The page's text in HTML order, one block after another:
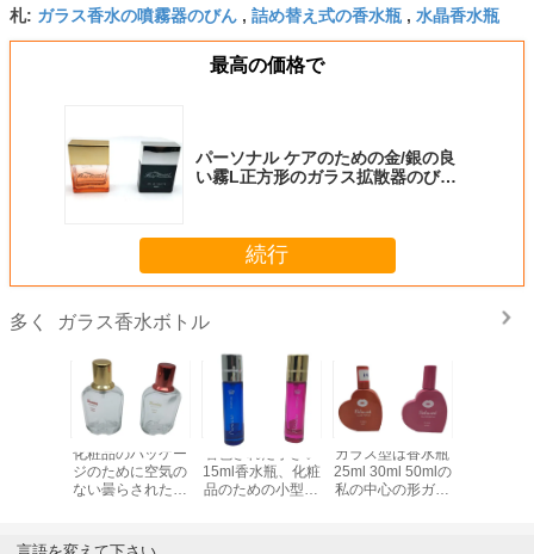
札: ガラス香水の噴霧器のびん , 詰め替え式の香水瓶 , 水晶香水瓶
最高の価格で
パーソナル ケアのための金/銀の良
い霧L正方形のガラス拡散器のびん
続行
多く ガラス香水ボトル
化粧品のパッケー
ジのために空気の
ない曇らされたガ
着色された小さい
15ml香水瓶、化粧
品のための小型ポ
ガラス型は香水瓶
25ml 30ml 50mlの
私の中心の形ガラ